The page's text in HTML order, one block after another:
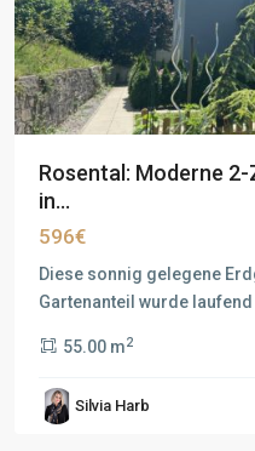
Rosental: Moderne
in...
596€
Diese sonnig gelegene
Gartenanteil wurde
55.00 m2
Silvia Harb